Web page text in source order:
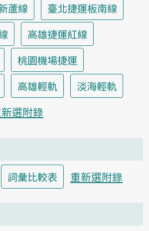
蘆線
臺北捷運板南線
高雄捷運紅線
桃園機場捷運
高雄輕軌
淡海輕軌
選附錄
詞彙比較表 重新選附錄